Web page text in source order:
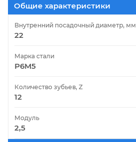
Общие характеристики
Внутренний посадочный диаметр, мм
22
Марка стали
Р6М5
Количество зубьев, Z
12
Модуль
2,5